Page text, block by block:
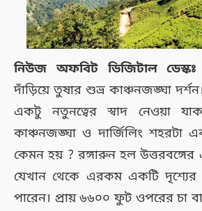
নিউজ অফবিট ডিজিটাল ডেস্কঃ
দাঁড়িয়ে তুষার শুভ্র কাঞ্চনজঙ্ঘা
একটু নতুনত্বের স্বাদ নেওয়া
কাঞ্চনজঙ্ঘা ও দার্জিলিং শহরটা
কেমন হয় ? রঙ্গারুন হল
যেখান থেকে এরকম একটি দৃশ্যের
পারেন। প্রায় ৬৬০০ ফুট ওপরের চা